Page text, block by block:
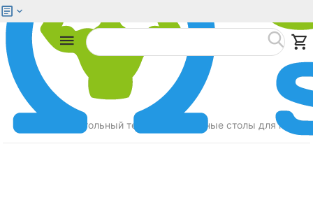
Настольный теннис Теннисные столы для
Меню Найти